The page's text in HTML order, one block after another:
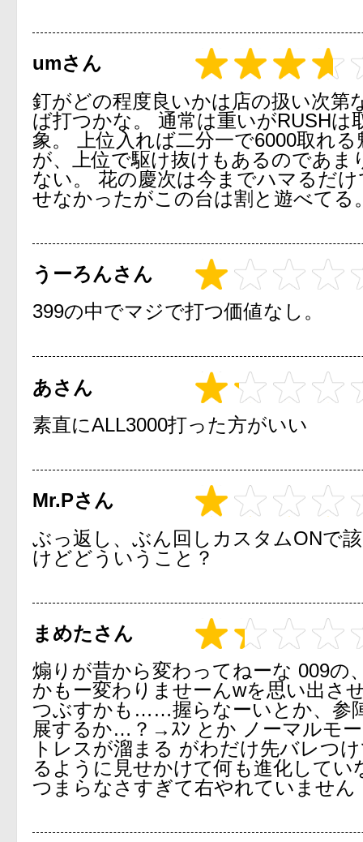
umさん
釘がどの程度良いかは店の扱い次第
ば打つかな。 通常は重いがRUSHは
象。 上位入れば二分一で6000取れ
が、上位で駆け抜けもあるのであま
ない。 花の慶次は今までハマるだ
せなかったがこの台は割と遊べてる
うーろんさん
399の中でマジで打つ価値なし。
あさん
素直にALL3000打った方がいい
Mr.Pさん
ぶっ返し、ぶん回しカスタムONで
けどどういうこと？
まめたさん
煽りが昔から変わってねーな 009の
かもー変わりませーんwを思い出さ
つぶすかも……握らなーいとか、参
展するか…？→ｽﾝ とか ノーマルモ
トレスが溜まる がわだけ先バレつ
るように見せかけて何も進化してい
つまらなさすぎて右やれていません